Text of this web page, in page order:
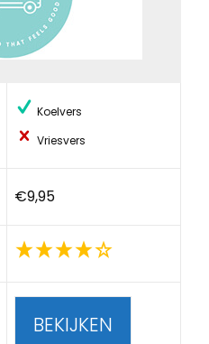
Koelvers
Vriesvers
€9,95
BEKIJKEN